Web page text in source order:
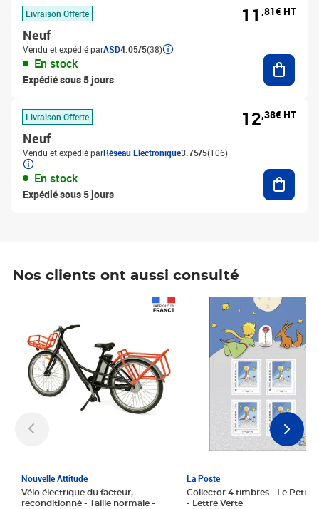
Livraison Offerte
Neuf
Vendu et expédié parASD4.05/5(38)
En stock
Expédié sous 5 jours
11 ,81€ HT
Livraison Offerte
Neuf
Vendu et expédié parRéseau Electronique3.75/5(106)
En stock
Expédié sous 5 jours
12,38€ HT
Nos clients ont aussi consulté
Nouvelle Attitude
Vélo électrique du facteur,
reconditionné - Taille normale -
La Poste
Collector 4 timbres - Le Petit
- Lettre Verte
Prix 6,25€ HT